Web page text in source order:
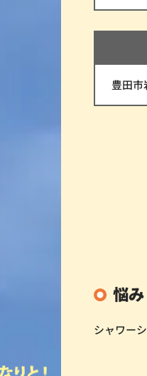
豊田市
悩
シャワー